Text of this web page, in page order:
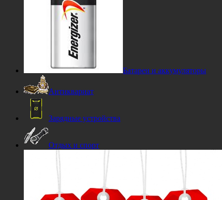
Батареи и аккумуляторы
Антиквариат
Зарядные устройства
Отдых и спорт